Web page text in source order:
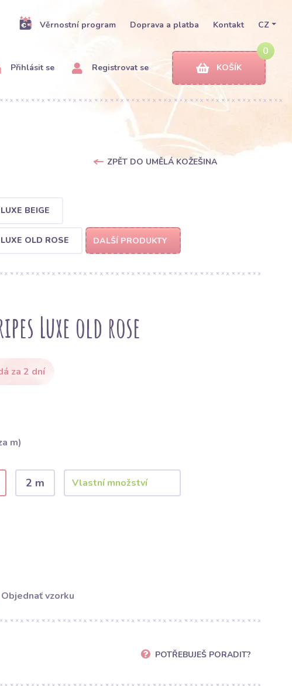
Věrnostní program Doprava a platba Kontakt CZ
Přihlásit se Registrovat se
0
KOŠÍK
ZPĚT DO UMĚLÁ KOŽEŠINA
BEIGE
OLD ROSE DALŠÍ PRODUKTY
Luxe old rose
za 2 dní
m)
2 m
Objednať vzorku
POTŘEBUJEŠ PORADIT?